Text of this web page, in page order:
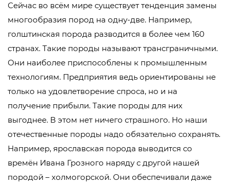
Сейчас во всём мире существует тенденция замены
многообразия пород на одну-две. Например,
голштинская порода разводится в более чем 160
странах. Такие породы называют трансграничными.
Они наиболее приспособлены к промышленным
технологиям. Предприятия ведь ориентированы не
только на удовлетворение спроса, но и на
получение прибыли. Такие породы для них
выгоднее. В этом нет ничего страшного. Но наши
отечественные породы надо обязательно сохранять.
Например, ярославская порода выводится со
времён Ивана Грозного наряду с другой нашей
породой – холмогорской. Они обеспечивали даже